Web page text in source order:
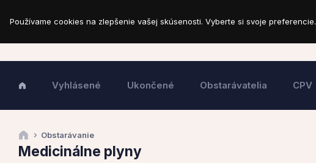
Vyhlásené Ukončené Obstarávatelia CPV
Obstarávanie
Medicinálne plyny
Používame cookies na zlepšenie vašej skúsenosti. Vyberte si svoje preferencie.